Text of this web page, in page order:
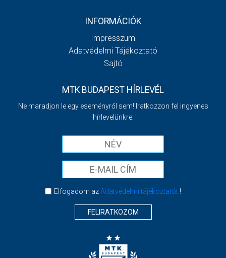
INFORMÁCIÓK
Impresszum
Adatvédelmi Tájékoztató
Sajtó
MTK BUDAPEST HÍRLEVÉL
Ne maradjon le egy eseményről sem! Iratkozzon fel ingyenes
hírlevelünkre:
Elfogadom azAdatvédelmi tájékoztatót!
FELIRATKOZOM